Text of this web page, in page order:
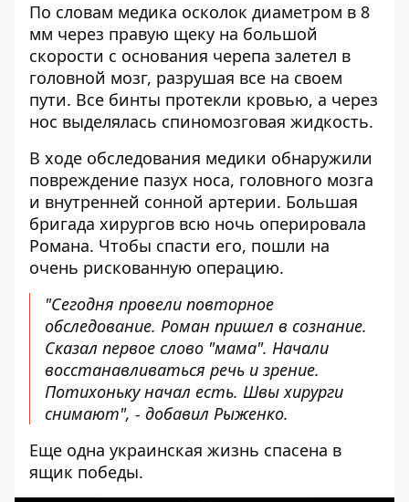
По словам медика осколок диаметром в 8
мм через правую щеку на большой
скорости с основания черепа залетел в
головной мозг, разрушая все на своем
пути. Все бинты протекли кровью, а через
нос выделялась спиномозговая жидкость.
В ходе обследования медики обнаружили
повреждение пазух носа, головного мозга
и внутренней сонной артерии. Большая
бригада хирургов всю ночь оперировала
Романа. Чтобы спасти его, пошли на
очень рискованную операцию.
"Сегодня провели повторное
обследование. Роман пришел в сознание.
Сказал первое слово "мама". Начали
восстанавливаться речь и зрение.
Потихоньку начал есть. Швы хирурги
снимают", - добавил Рыженко.
Еще одна украинская жизнь спасена в
ящик победы.